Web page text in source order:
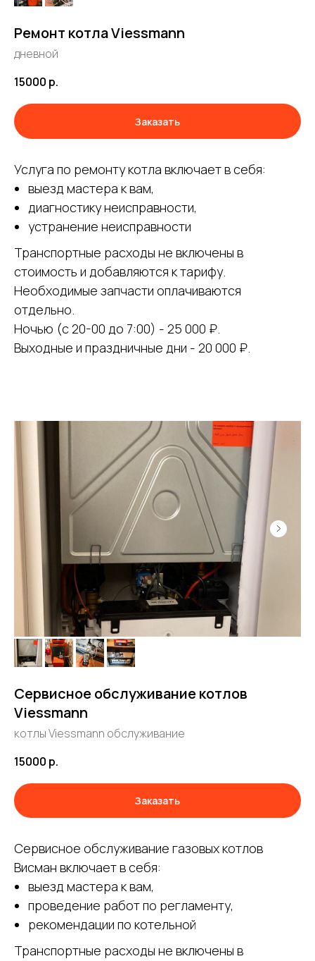
Ремонт котла Viessmann
дневной
15000 р.
Заказать
Услуга по ремонту котла включает в себя:
выезд мастера к вам,
диагностику неисправности,
устранение неисправности
Транспортные расходы не включены в
стоимость и добавляются к тарифу.
Необходимые запчасти оплачиваются
отдельно.
Ночью (с 20-00 до 7:00) - 25 000 ₽.
Выходные и праздничные дни - 20 000 ₽.
Сервисное обслуживание котлов
Viessmann
котлы Viessmann обслуживание
15000 р.
Заказать
Сервисное обслуживание газовых котлов
Висман включает в себя:
выезд мастера к вам,
проведение работ по регламенту,
рекомендации по котельной
Транспортные расходы не включены в